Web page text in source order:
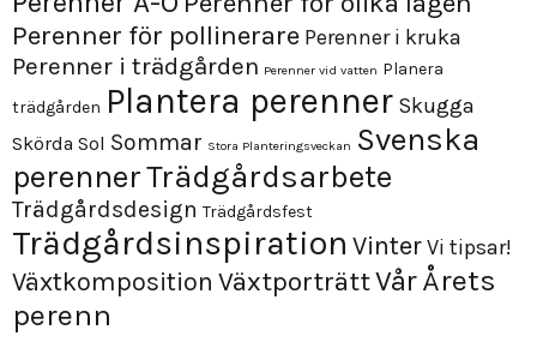
Perenner för pollinerare Perenner i kruka
Perenner i trädgården Perenner vid vatten Planera
trädgården Plantera perenner Skugga
Skörda Sol Sommar Stora Planteringsveckan Svenska
perennerTrädgårdsarbete
Trädgårdsdesign Trädgårdsfest
Trädgårdsinspiration VinterVi tipsar!
Växtkomposition VäxtporträttVårÅrets
perenn